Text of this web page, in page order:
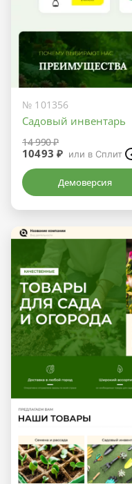
№ 101356
Садовый инвентарь
14 990 ₽
10493 ₽ или в Сплит
Демоверсия